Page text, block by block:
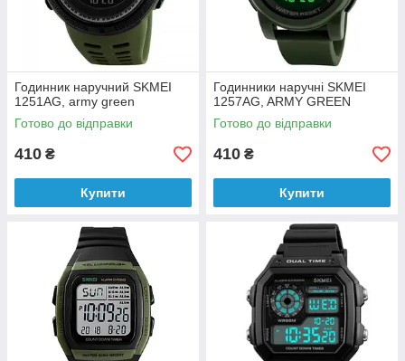
Годинник наручний SKMEI
1251AG, army green
Готово до відправки
410 ₴
Купити
Годинники наручні SKMEI
1257AG, ARMY GREEN
Готово до відправки
410 ₴
Купити